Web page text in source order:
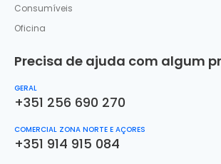
Consumíveis
Oficina
Precisa de ajuda com algum
GERAL
+351 256 690 270
COMERCIAL ZONA NORTE E AÇORES
+351 914 915 084